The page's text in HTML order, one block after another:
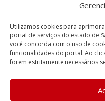
Utilizamos cookies para
portal de serviços do estado de
você concorda com o uso de
funcionalidades do portal. Ao
forem estritamente necessários
E-mail:
ENDEREÇO
Endereço:
Bairro:
Coqueiros,